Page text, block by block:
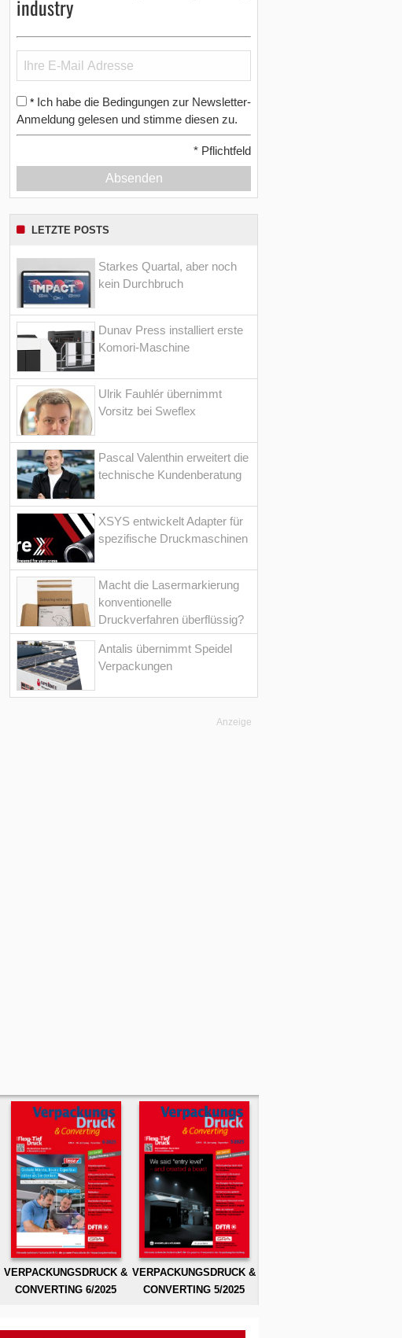
industry
* Ich habe die Bedingungen zur Newsletter-
Anmeldung gelesen und stimme diesen zu.
* Pflichtfeld
Absenden
LETZTE POSTS
Starkes Quartal, aber noch
kein Durchbruch
Dunav Press installiert erste
Komori-Maschine
Ulrik Fauhlér übernimmt
Vorsitz bei Sweflex
Pascal Valenthin erweitert die
technische Kundenberatung
XSYS entwickelt Adapter für
spezifische Druckmaschinen
Macht die Lasermarkierung
konventionelle
Druckverfahren überflüssig?
Antalis übernimmt Speidel
Verpackungen
Anzeige
VERPACKUNGSDRUCK &
CONVERTING 6/2025
VERPACKUNGSDRUCK &
CONVERTING 5/2025